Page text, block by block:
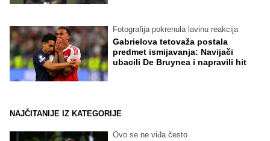
Fotografija pokrenula lavinu reakcija
Gabrielova tetovaža postala
predmet ismijavanja: Navijači
ubacili De Bruynea i napravili hit
NAJČITANIJE IZ KATEGORIJE
Ovo se ne viđa često